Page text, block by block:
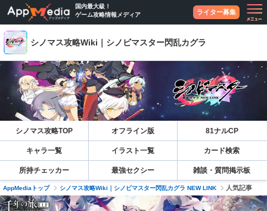
国内最大級！
ゲーム攻略情報メディア
ライター募集
シノマス攻略Wiki｜シノビマスター閃乱カグラ
シノマス攻略TOP オフライン版 81ナルCP
キャラ一覧 イラスト一覧 カード検索
所持チェッカー 最強セクシー 雑談・質問掲示板
AppMediaトップ シノマス攻略Wiki｜シノビマスター閃乱カグラ NEW LINK 人気記事